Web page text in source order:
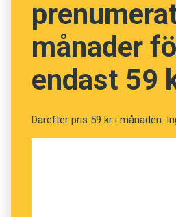
månader
endast 59
Därefter pris 59 kr i månaden.